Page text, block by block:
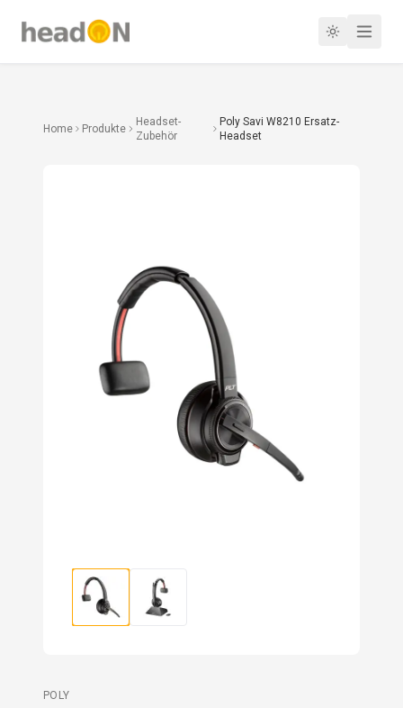
Home Produkte
Headset-
Zubehör
Poly Savi W8210 Ersatz-
Headset
POLY